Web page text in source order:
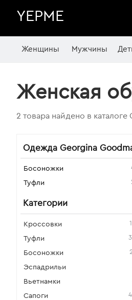
YEPME
Женщины Мужчины
Женская
2 товара найдено в
Одежда Georgina
Босоножки
Туфли
Категории
Кроссовки
Туфли
Босоножки
Эспадрильи
Вьетнамки
Сапоги